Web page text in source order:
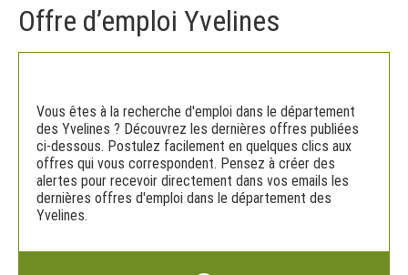
Offre d’emploi Yvelines
Vous êtes à la recherche d'emploi dans le département
des Yvelines ? Découvrez les dernières offres publiées
ci-dessous. Postulez facilement en quelques clics aux
offres qui vous correspondent. Pensez à créer des
alertes pour recevoir directement dans vos emails les
dernières offres d'emploi dans le département des
Yvelines.